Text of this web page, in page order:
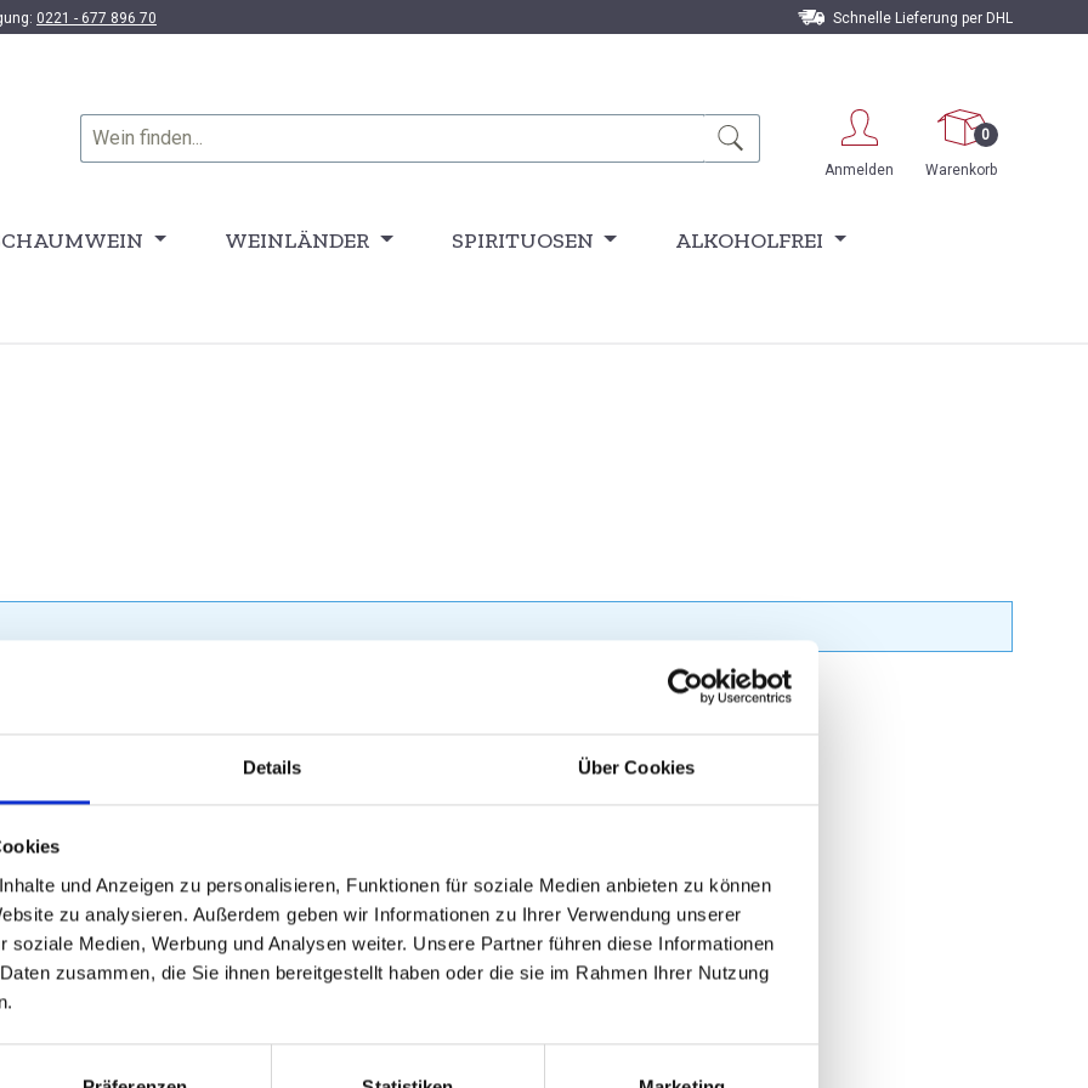
Details Über Cookies
und Anzeigen zu personalisieren, Funktionen für soziale Medien anbieten zu können
zu analysieren. Außerdem geben wir Informationen zu Ihrer Verwendung unserer
soziale Medien, Werbung und Analysen weiter. Unsere Partner führen diese Informationen
zusammen, die Sie ihnen bereitgestellt haben oder die sie im Rahmen Ihrer Nutzung
0221 - 677 896 70 Schnelle Lieferung per DHL
Anmelden
0
Warenkorb
WEINLÄNDER SPIRITUOSEN ALKOHOLFREI